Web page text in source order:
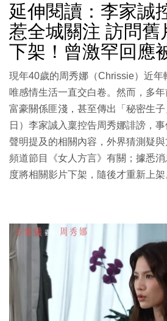
延伸閱讀：李家誠
惹全城關注 訪問舊
下架！曾激罕回應
現年40歲的周秀娜（Chrissie）近年
唯感情生活一直交白卷。然而，多
富豪關係匪淺，甚至傳出「秘密生
日）李家誠入稟控告周秀娜誹謗，事
聲明提及的相關內容，外界猜測疑
頻道節目《女人方言》有關；據悉
度將相關影片下架，隨後才重新上架